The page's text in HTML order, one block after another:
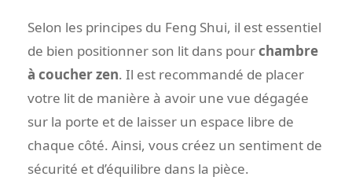
Selon les principes du Feng Shui, il est essentiel
de bien positionner son lit dans pourchambre
à coucher zen. Il est recommandé de placer
votre lit de manière à avoir une vue dégagée
sur la porte et de laisser un espace libre de
chaque côté. Ainsi, vous créez un sentiment de
sécurité et d’équilibre dans la pièce.